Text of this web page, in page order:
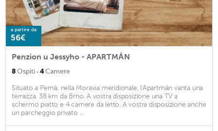
a partire da
56€
Penzion u Jessyho - APARTMÁN
8Ospiti · 4Camere
Situato a Perná, nella Moravia meridionale, l'Apartmán vanta una
terrazza. 38 km da Brno. A vostra disposizione una TV a
schermo piatto e 4 camere da letto. A vostra disposizione anche
un parcheggio privato ...